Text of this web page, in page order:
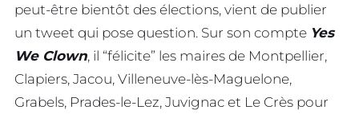
peut-être bientôt des élections, vient de publier
un tweet qui pose question. Sur son compte Yes
We Clown, il “félicite” les maires de Montpellier,
Clapiers, Jacou, Villeneuve-lès-Maguelone,
Grabels, Prades-le-Lez, Juvignac et Le Crès pour